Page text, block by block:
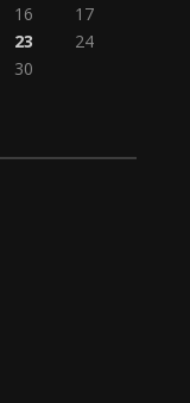
16
17
23
24
30